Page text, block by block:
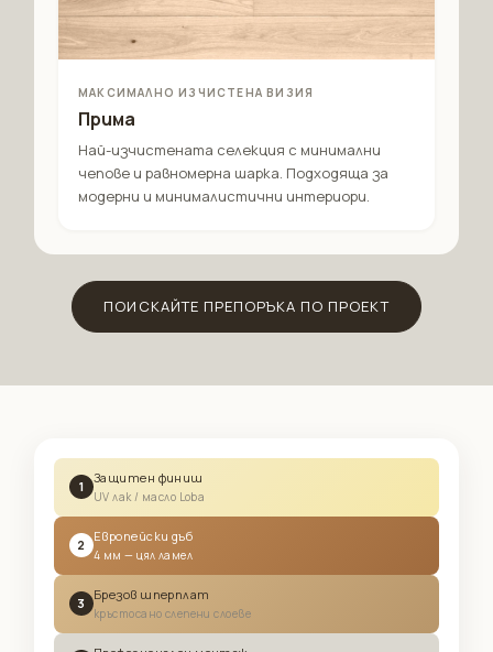
МАКСИМАЛНО ИЗЧИСТЕНА ВИЗИЯ
Прима
Най-изчистената селекция с минимални
чепове и равномерна шарка. Подходяща за
модерни и минималистични интериори.
ПОИСКАЙТЕ ПРЕПОРЪКА ПО ПРОЕКТ
1
Защитен финиш
UV лак / масло Loba
2
Европейски дъб
4 мм — цял ламел
3
Брезов шперплат
кръстосано слепени слоеве